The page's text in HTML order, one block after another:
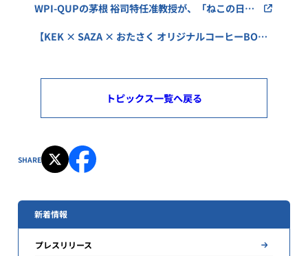
WPI-QUPの茅根 裕司特任准教授が、「ねこの日に
ェに登壇しました
【KEK × SAZA × おたさく オリジナルコーヒーBOX
トピックス一覧へ戻る
SHARE
新着情報
プレスリリース